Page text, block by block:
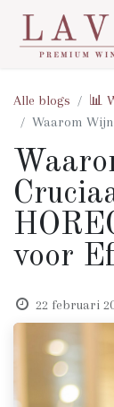
Alle blogs
📊
Waarom
voor
22 februari